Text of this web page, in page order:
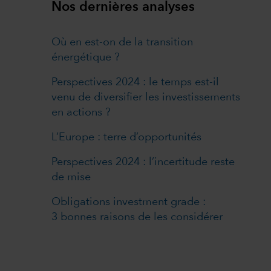
Nos dernières analyses
Où en est-on de la transition
énergétique ?
Perspectives 2024 : le temps est-il
venu de diversifier les investissements
en actions ?
L’Europe : terre d’opportunités
Perspectives 2024 : l’incertitude reste
de mise
Obligations investment grade :
3 bonnes raisons de les considérer